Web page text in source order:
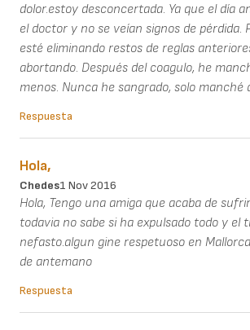
dolor.estoy desconcertada. Ya que el día
el doctor y no se veían signos de pérdida.
esté eliminando restos de reglas
abortando. Después del coagulo, he
menos. Nunca he sangrado, solo manché
Respuesta
Hola,
Chedes1 Nov 2016
Hola, Tengo una amiga que acaba de
todavia no sabe si ha expulsado todo y el
nefasto.algun gine respetuoso en
de antemano
Respuesta